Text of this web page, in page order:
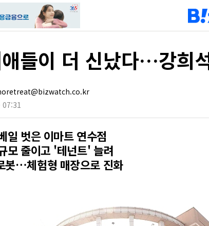
들이 더 신났다…강희
07:31
일 벗은 이마트 연수점
모 줄이고 '테넌트' 늘려
봇…체험형 매장으로 진화